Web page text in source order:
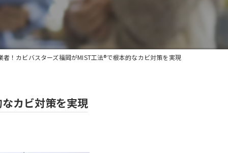
カビ検査
！カビバスターズ福岡がMIST工法®で根本的なカビ対策を実現
カビ対策を実現